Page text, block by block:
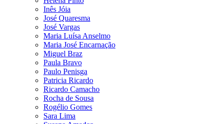
Inês Jóia
José Quaresma
José Vargas
Maria Luísa Anselmo
Maria José Encarnação
Miguel Braz
Paula Bravo
Paulo Penisga
Patricia Ricardo
Ricardo Camacho
Rocha de Sousa
Rogélio Gomes
Sara Lima